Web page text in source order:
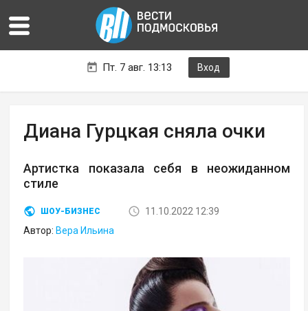
Пт. 7 авг. 13:13 Вход
Диана Гурцкая сняла очки
Артистка показала себя в неожиданном
стиле
ШОУ-БИЗНЕС
11.10.2022 12:39
Автор: Вера Ильина